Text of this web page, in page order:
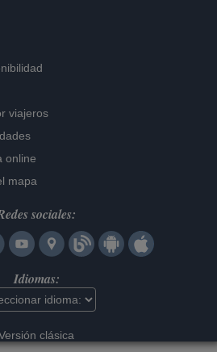
viajeros
online
mapa
sociales:
Idiomas:
clásica